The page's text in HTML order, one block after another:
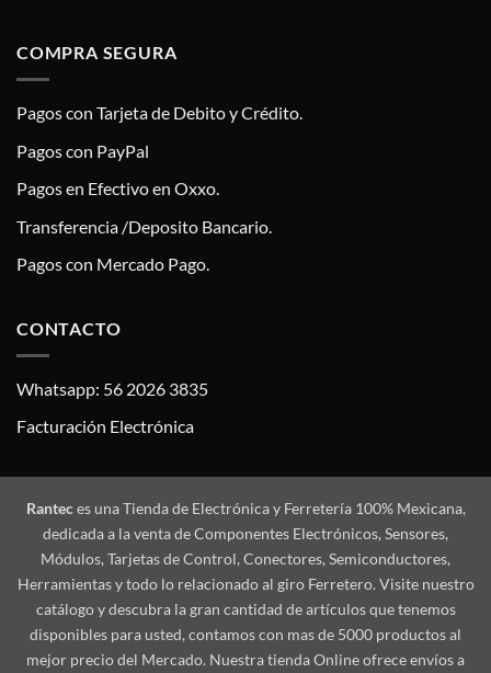
COMPRA SEGURA
Pagos con Tarjeta de Debito y Crédito.
Pagos con PayPal
Pagos en Efectivo en Oxxo.
Transferencia /Deposito Bancario.
Pagos con Mercado Pago.
CONTACTO
Whatsapp: 56 2026 3835
Facturación Electrónica
Ranteces una Tienda de Electrónica y Ferretería 100% Mexicana,
dedicada a la venta de Componentes Electrónicos, Sensores,
Módulos, Tarjetas de Control, Conectores, Semiconductores,
Herramientas y todo lo relacionado al giro Ferretero. Visite nuestro
catálogo y descubra la gran cantidad de artículos que tenemos
disponibles para usted, contamos con mas de 5000 productos al
mejor precio del Mercado. Nuestra tienda Online ofrece envíos a